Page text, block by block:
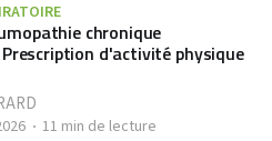
chronique
d'activité physique
11 min de lecture